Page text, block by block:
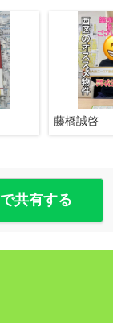
藤橋誠啓
共有する